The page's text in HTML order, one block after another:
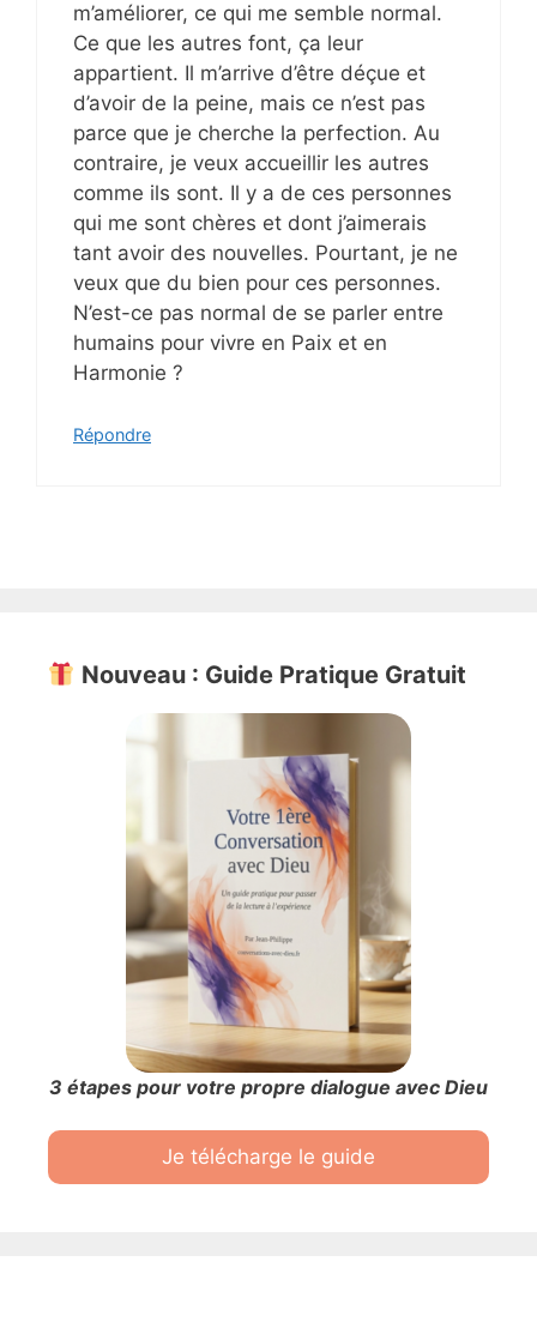
m’améliorer, ce qui me semble normal.
Ce que les autres font, ça leur
appartient. Il m’arrive d’être déçue et
d’avoir de la peine, mais ce n’est pas
parce que je cherche la perfection. Au
contraire, je veux accueillir les autres
comme ils sont. Il y a de ces personnes
qui me sont chères et dont j’aimerais
tant avoir des nouvelles. Pourtant, je ne
veux que du bien pour ces personnes.
N’est-ce pas normal de se parler entre
humains pour vivre en Paix et en
Harmonie ?
Répondre
Nouveau : Guide Pratique Gratuit
3 étapes pour votre propre dialogue avec Dieu
Je télécharge le guide